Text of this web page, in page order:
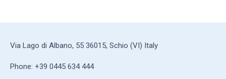
Via Lago di Albano, 55 36015, Schio (VI) Italy
Phone: +39 0445 634 444